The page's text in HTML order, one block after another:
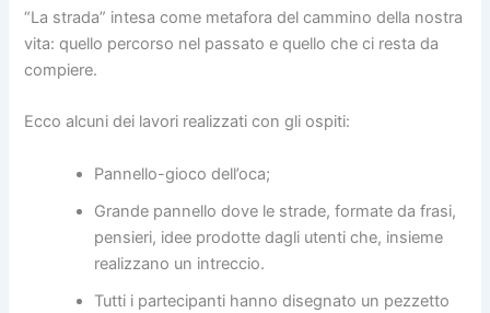
“La strada” intesa come metafora del cammino della nostra
vita: quello percorso nel passato e quello che ci resta da
compiere.
Ecco alcuni dei lavori realizzati con gli ospiti:
Pannello-gioco dell’oca;
Grande pannello dove le strade, formate da frasi,
pensieri, idee prodotte dagli utenti che, insieme
realizzano un intreccio.
Tutti i partecipanti hanno disegnato un pezzetto